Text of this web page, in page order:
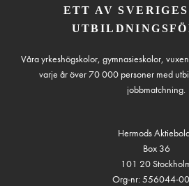
ETT AV
Våra yrkeshögskolor, gymnasieskolor,
varje år över 70 000 personer med
jobbmatchning.
Hermods
Box 36
101 20
Org-nr: 556044-